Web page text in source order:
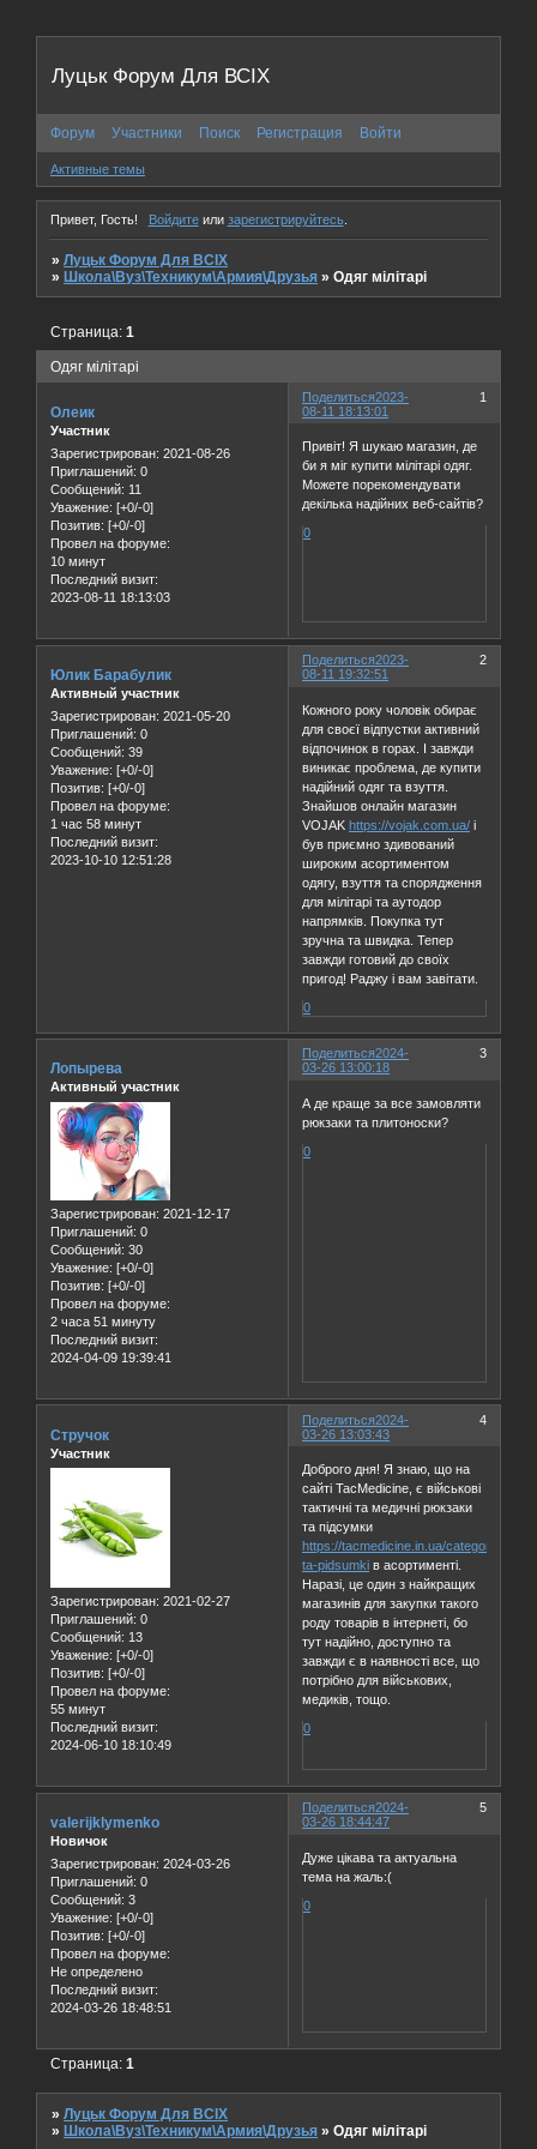
Луцьк Форум Для ВСІХ
Форум Участники Поиск Регистрация Войти
Активные темы
Привет, Гость! Войдитеили зарегистрируйтесь.
»Луцьк Форум Для ВСІХ
»Школа\Вуз\Техникум\Армия\Друзья »Одяг мілітарі
Одяг мілітарі
Страница:1
Поделиться 1
2023-
08-11 18:13:01
Олеик
Участник
Зарегистрирован: 2021-08-26
Приглашений: 0
Сообщений: 11
Уважение: [+0/-0]
Позитив: [+0/-0]
Провел на форуме:
10 минут
Последний визит:
2023-08-11 18:13:03
Привіт! Я шукаю магазин, де
би я міг купити мілітарі одяг.
Можете порекомендувати
декілька надійних веб-сайтів?
0
Поделиться 2
2023-
08-11 19:32:51
Юлик Барабулик
Активный участник
Зарегистрирован: 2021-05-20
Приглашений: 0
Сообщений: 39
Уважение: [+0/-0]
Позитив: [+0/-0]
Провел на форуме:
1 час 58 минут
Последний визит:
2023-10-10 12:51:28
Кожного року чоловік обирає
для своєї відпустки активний
відпочинок в горах. І завжди
виникає проблема, де купити
надійний одяг та взуття.
Знайшов онлайн магазин
VOJAKhttps://vojak.com.ua/ і
був приємно здивований
широким асортиментом
одягу, взуття та спорядження
для мілітарі та аутодор
напрямків. Покупка тут
зручна та швидка. Тепер
завжди готовий до своїх
пригод! Раджу і вам завітати.
0
Поделиться 3
2024-
03-26 13:00:18
Лопырева
Активный участник
Зарегистрирован: 2021-12-17
Приглашений: 0
Сообщений: 30
Уважение: [+0/-0]
Позитив: [+0/-0]
Провел на форуме:
2 часа 51 минуту
Последний визит:
2024-04-09 19:39:41
А де краще за все замовляти
рюкзаки та плитоноски?
0
Поделиться 4
2024-
03-26 13:03:43
Стручок
Участник
Зарегистрирован: 2021-02-27
Приглашений: 0
Сообщений: 13
Уважение: [+0/-0]
Позитив: [+0/-0]
Провел на форуме:
55 минут
Последний визит:
2024-06-10 18:10:49
Доброго дня! Я знаю, що на
сайті TacMedicine, є військові
тактичні та медичні рюкзаки
та підсумки
https://tacmedicine.in.ua/category/
ta-pidsumki в асортименті.
Наразі, це один з найкращих
магазинів для закупки такого
роду товарів в інтернеті, бо
тут надійно, доступно та
завжди є в наявності все, що
потрібно для військових,
медиків, тощо.
0
Поделиться 5
2024-
03-26 18:44:47
valerijklymenko
Новичок
Зарегистрирован: 2024-03-26
Приглашений: 0
Сообщений: 3
Уважение: [+0/-0]
Позитив: [+0/-0]
Провел на форуме:
Не определено
Последний визит:
2024-03-26 18:48:51
Дуже цікава та актуальна
тема на жаль:(
0
Страница:1
»Луцьк Форум Для ВСІХ
» Школа\Вуз\Техникум\Армия\Друзья »Одяг мілітарі